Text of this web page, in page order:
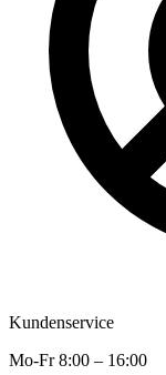
Kundenservice
Mo-Fr 8:00 – 16:00